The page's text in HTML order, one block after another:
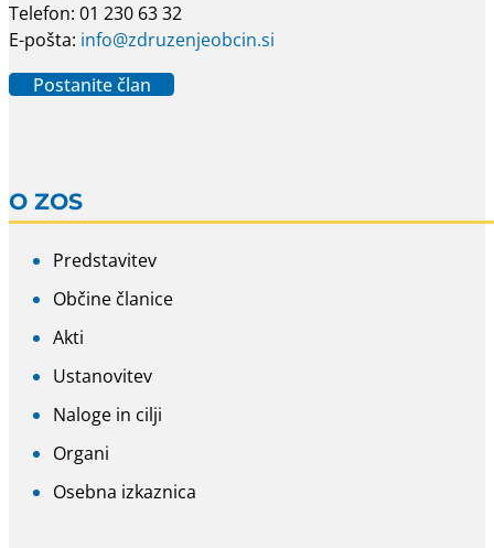
Telefon: 01 230 63 32
E-pošta: info@zdruzenjeobcin.si
Postanite član
O ZOS
Predstavitev
Občine članice
Akti
Ustanovitev
Naloge in cilji
Organi
Osebna izkaznica